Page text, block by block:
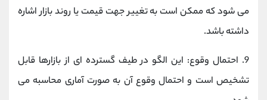
می شود که ممکن است به تغییر جهت قیمت یا روند بازار اشاره
داشته باشد.
9. احتمال وقوع: این الگو در طیف گسترده ‌ای از بازارها قابل
تشخیص است و احتمال وقوع آن به صورت آماری محاسبه می‌